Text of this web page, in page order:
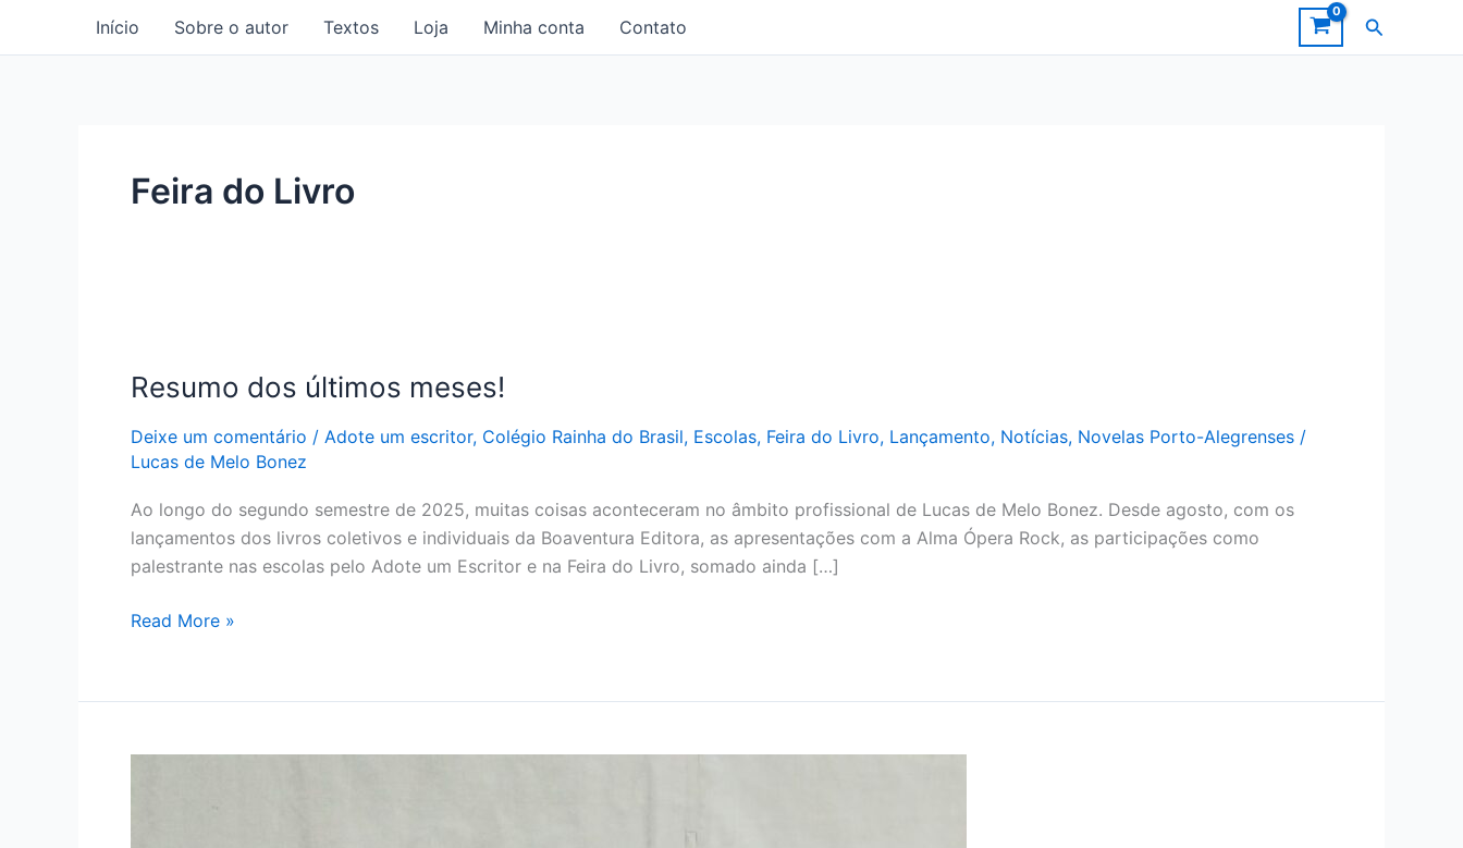
Início Sobre o autor Textos Loja Minha conta Contato Pesquisar
Feira do Livro
Resumo dos últimos meses!
Deixe um comentário / Adote um escritor, Colégio Rainha do Brasil, Escolas, Feira do Livro, Lançamento, Notícias, Novelas Porto-Alegrenses /
Lucas de Melo Bonez
Ao longo do segundo semestre de 2025, muitas coisas aconteceram no âmbito profissional de Lucas de Melo Bonez. Desde agosto, com os
lançamentos dos livros coletivos e individuais da Boaventura Editora, as apresentações com a Alma Ópera Rock, as participações como
palestrante nas escolas pelo Adote um Escritor e na Feira do Livro, somado ainda […]
últimos
Read More »